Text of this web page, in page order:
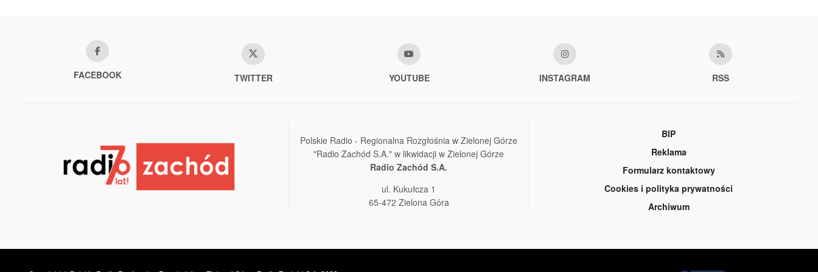
FACEBOOK TWITTER YOUTUBE INSTAGRAM RSS
Polskie Radio - Regionalna Rozgłośnia w Zielonej Górze
"Radio Zachód S.A." w likwidacji w Zielonej Górze
Radio Zachód S.A.
ul. Kukułcza 1
65-472 Zielona Góra
BIP
Reklama
Formularz kontaktowy
Cookies i polityka prywatności
Archiwum